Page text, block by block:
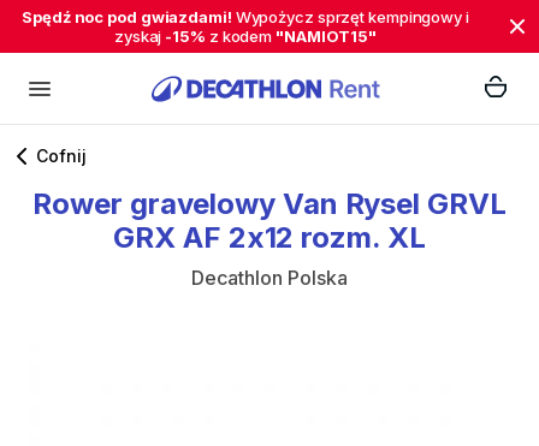
Spędź noc pod gwiazdami! Wypożycz sprzęt kempingowy i
zyskaj -15% z kodem "NAMIOT15"
Cofnij
Rower gravelowy Van Rysel GRVL
GRX AF 2x12 rozm. XL
Decathlon Polska